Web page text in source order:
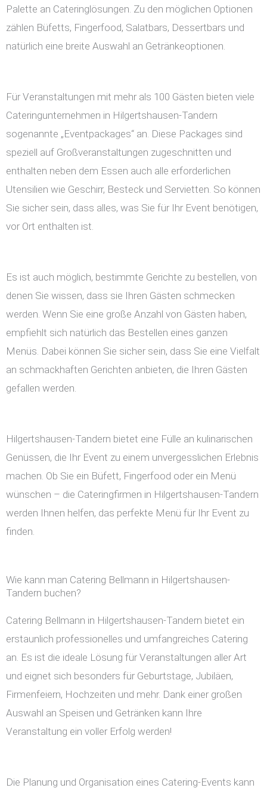
Palette an Cateringlösungen. Zu den möglichen Optionen
zählen Büfetts, Fingerfood, Salatbars, Dessertbars und
natürlich eine breite Auswahl an Getränkeoptionen.
Für Veranstaltungen mit mehr als 100 Gästen bieten viele
Cateringunternehmen in Hilgertshausen-Tandern
sogenannte „Eventpackages“ an. Diese Packages sind
speziell auf Großveranstaltungen zugeschnitten und
enthalten neben dem Essen auch alle erforderlichen
Utensilien wie Geschirr, Besteck und Servietten. So können
Sie sicher sein, dass alles, was Sie für Ihr Event benötigen,
vor Ort enthalten ist.
Es ist auch möglich, bestimmte Gerichte zu bestellen, von
denen Sie wissen, dass sie Ihren Gästen schmecken
werden. Wenn Sie eine große Anzahl von Gästen haben,
empfiehlt sich natürlich das Bestellen eines ganzen
Menüs. Dabei können Sie sicher sein, dass Sie eine Vielfalt
an schmackhaften Gerichten anbieten, die Ihren Gästen
gefallen werden.
Hilgertshausen-Tandern bietet eine Fülle an kulinarischen
Genüssen, die Ihr Event zu einem unvergesslichen Erlebnis
machen. Ob Sie ein Büfett, Fingerfood oder ein Menü
wünschen – die Cateringfirmen in Hilgertshausen-Tandern
werden Ihnen helfen, das perfekte Menü für Ihr Event zu
finden.
Wie kann man Catering Bellmann in Hilgertshausen-
Tandern buchen?
Catering Bellmann in Hilgertshausen-Tandern bietet ein
erstaunlich professionelles und umfangreiches Catering
an. Es ist die ideale Lösung für Veranstaltungen aller Art
und eignet sich besonders für Geburtstage, Jubiläen,
Firmenfeiern, Hochzeiten und mehr. Dank einer großen
Auswahl an Speisen und Getränken kann Ihre
Veranstaltung ein voller Erfolg werden!
Die Planung und Organisation eines Catering-Events kann